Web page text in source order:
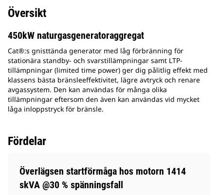
Översikt
450kW naturgasgeneratoraggregat
Cat®:s gnisttända generator med låg förbränning för
stationära standby- och svarstillämpningar samt LTP-
tillämpningar (limited time power) ger dig pålitlig effekt med
klassens bästa bränsleeffektivitet, lägre avtryck och renare
avgassystem. Den kan användas för många olika
tillämpningar eftersom den även kan användas vid mycket
låga inloppstryck för bränsle.
Fördelar
Överlägsen startförmåga hos motorn 1414
skVA @30 % spänningsfall